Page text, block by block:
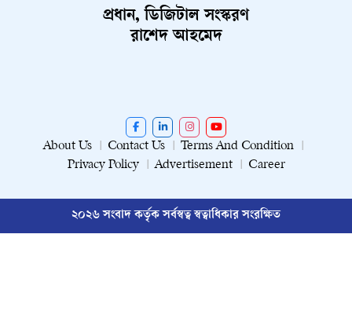
প্রধান, ডিজিটাল সংস্করণ
রাশেদ আহমেদ
About Us Contact Us
Terms And Condition
Privacy Policy
Advertisement Career
২০২৬ সংবাদ কর্তৃক সর্বস্বত্ব স্বত্বাধিকার সংরক্ষিত